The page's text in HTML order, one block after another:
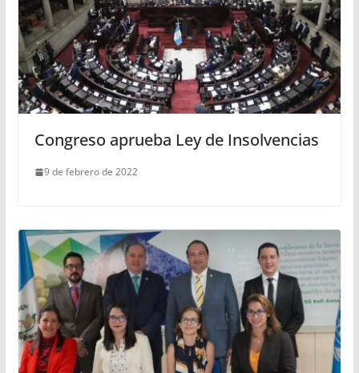
Congreso aprueba Ley de Insolvencias
9 de febrero de 2022